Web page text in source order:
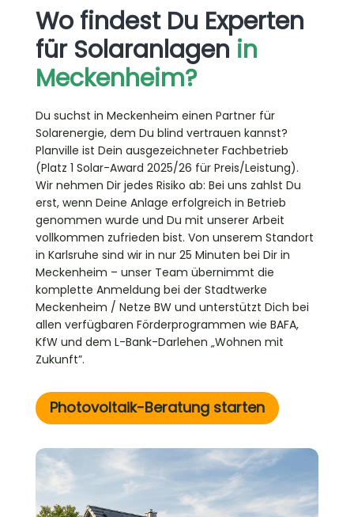
Wo findest Du Experten
für Solaranlagen in
Meckenheim?
Du suchst in Meckenheim einen Partner für
Solarenergie, dem Du blind vertrauen kannst?
Planville ist Dein ausgezeichneter Fachbetrieb
(Platz 1 Solar-Award 2025/26 für Preis/Leistung).
Wir nehmen Dir jedes Risiko ab: Bei uns zahlst Du
erst, wenn Deine Anlage erfolgreich in Betrieb
genommen wurde und Du mit unserer Arbeit
vollkommen zufrieden bist. Von unserem Standort
in Karlsruhe sind wir in nur 25 Minuten bei Dir in
Meckenheim – unser Team übernimmt die
komplette Anmeldung bei der Stadtwerke
Meckenheim / Netze BW und unterstützt Dich bei
allen verfügbaren Förderprogrammen wie BAFA,
KfW und dem L-Bank-Darlehen „Wohnen mit
Zukunft”.
Photovoltaik-Beratung starten